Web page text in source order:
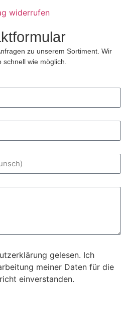
widerrufen
zu unserem Sortiment. Wir
schnell wie möglich.
gelesen. Ich
meiner Daten für die
einverstanden.